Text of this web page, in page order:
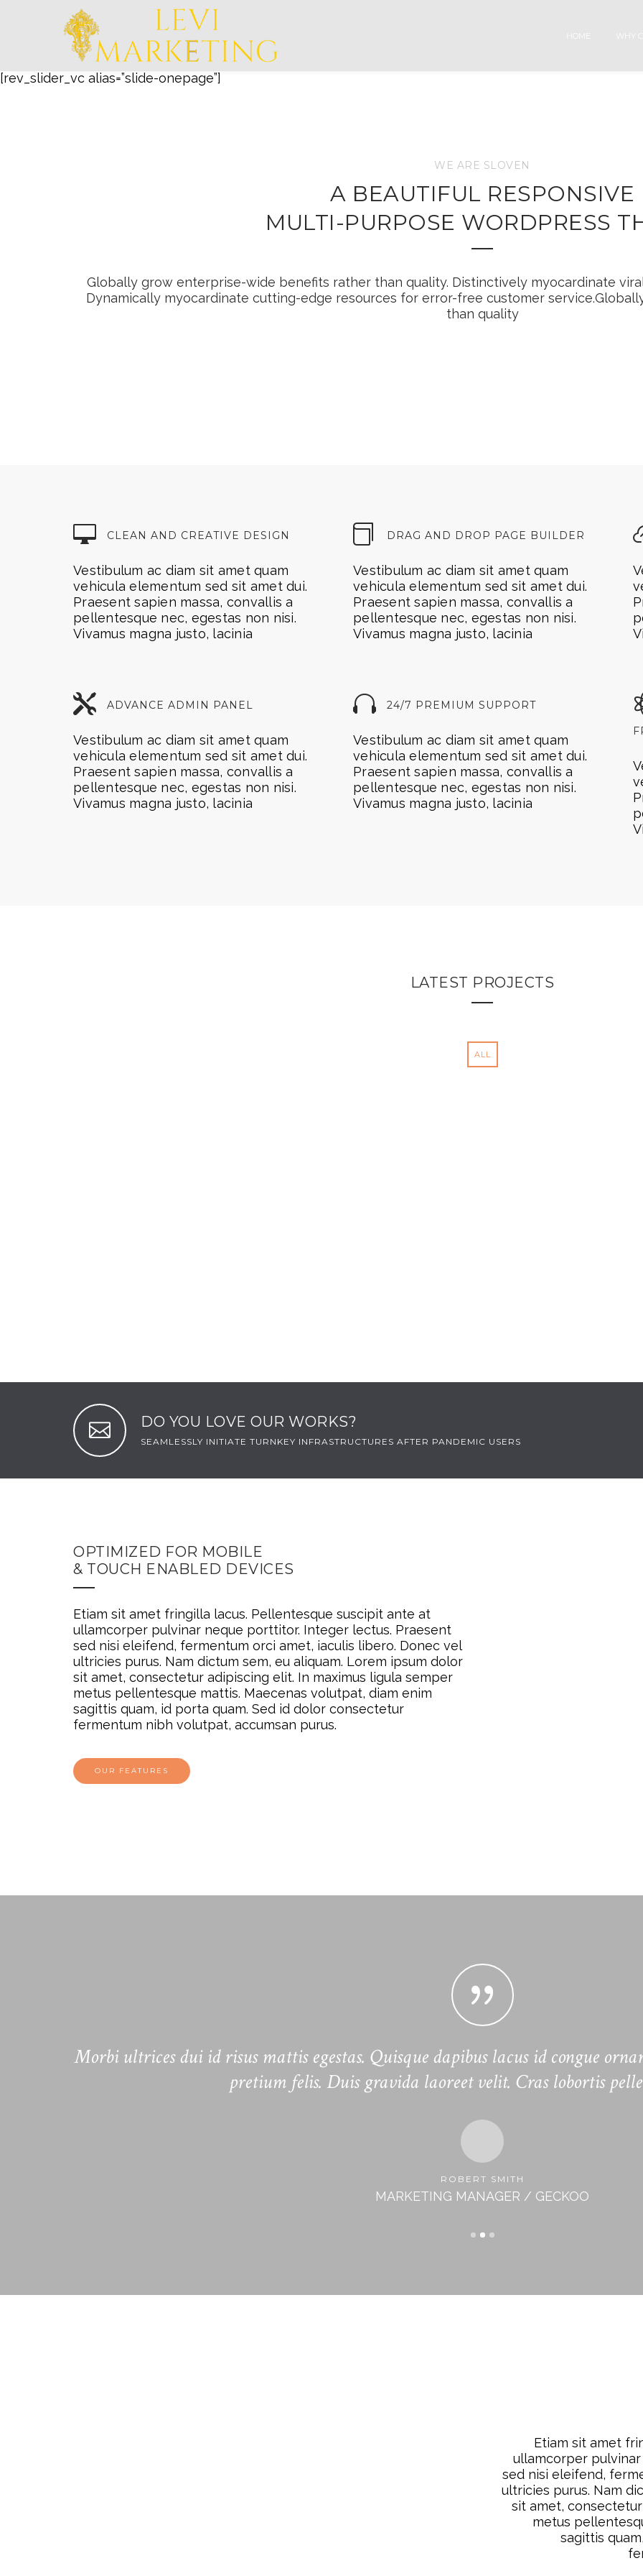
HOME WHY
[rev_slider_vc alias=”slide-onepage”]
WE ARE SLOVEN
A BEAUTIFUL RESPONSIVE
MULTI-PURPOSE WORDPRESS
Globally grow enterprise-wide benefits rather than quality. Distinctively myocardinate
Dynamically myocardinate cutting-edge resources for error-free customer
than quality
CLEAN AND CREATIVE DESIGN
Vestibulum ac diam sit amet quam
vehicula elementum sed sit amet dui.
Praesent sapien massa, convallis a
pellentesque nec, egestas non nisi.
Vivamus magna justo, lacinia
DRAG AND DROP PAGE BUILDER
Vestibulum ac diam sit amet quam
vehicula elementum sed sit amet dui.
Praesent sapien massa, convallis a
pellentesque nec, egestas non nisi.
Vivamus magna justo, lacinia
ADVANCE ADMIN PANEL
Vestibulum ac diam sit amet quam
vehicula elementum sed sit amet dui.
Praesent sapien massa, convallis a
pellentesque nec, egestas non nisi.
Vivamus magna justo, lacinia
24/7 PREMIUM SUPPORT
Vestibulum ac diam sit amet quam
vehicula elementum sed sit amet dui.
Praesent sapien massa, convallis a
pellentesque nec, egestas non nisi.
Vivamus magna justo, lacinia
LATEST PROJECTS
ALL
DO YOU LOVE OUR WORKS?
SEAMLESSLY INITIATE TURNKEY INFRASTRUCTURES AFTER PANDEMIC USERS
OPTIMIZED FOR MOBILE
& TOUCH ENABLED DEVICES
Etiam sit amet fringilla lacus. Pellentesque suscipit ante at
ullamcorper pulvinar neque porttitor. Integer lectus. Praesent
sed nisi eleifend, fermentum orci amet, iaculis libero. Donec vel
ultricies purus. Nam dictum sem, eu aliquam. Lorem ipsum dolor
sit amet, consectetur adipiscing elit. In maximus ligula semper
metus pellentesque mattis. Maecenas volutpat, diam enim
sagittis quam, id porta quam. Sed id dolor consectetur
fermentum nibh volutpat, accumsan purus.
OUR FEATURES
Morbi ultrices dui id risus mattis egestas. Quisque dapibus lacus id congue
pretium felis. Duis gravida laoreet velit. Cras lobortis
ROBERT SMITH
MARKETING MANAGER / GECKOO
Etiam sit amet
ullamcorper
sed nisi eleifend,
ultricies purus. Nam
sit amet,
metus
sagittis